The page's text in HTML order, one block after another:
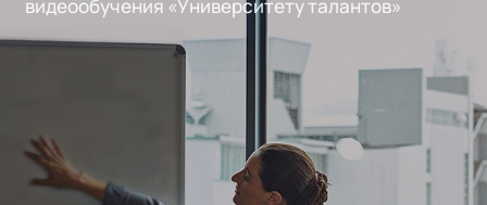
видеообучения «Университету талантов»